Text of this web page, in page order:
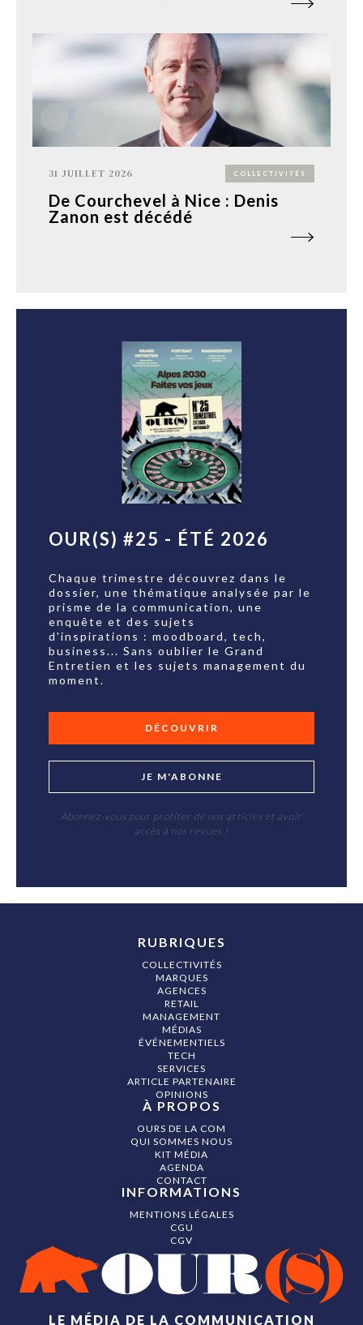
31 JUILLET 2026 COLLECTIVITÉS
De Courchevel à Nice : Denis
Zanon est décédé
OUR(S) #25 - ÉTÉ 2026
Chaque trimestre découvrez dans le
dossier, une thématique analysée par le
prisme de la communication, une
enquête et des sujets
d'inspirations : moodboard, tech,
business... Sans oublier le Grand
Entretien et les sujets management du
moment.
DÉCOUVRIR
JE M'ABONNE
Abonnez-vous pour profiter de nos articles et avoir
accès à nos revues !
LE MÉDIA DE LA COMMUNICATION
RUBRIQUES
COLLECTIVITÉS
MARQUES
AGENCES
RETAIL
MANAGEMENT
MÉDIAS
ÉVÉNEMENTIELS
TECH
SERVICES
ARTICLE PARTENAIRE
OPINIONS
À PROPOS
OURS DE LA COM
QUI SOMMES NOUS
KIT MÉDIA
AGENDA
CONTACT
INFORMATIONS
MENTIONS LÉGALES
CGU
CGV